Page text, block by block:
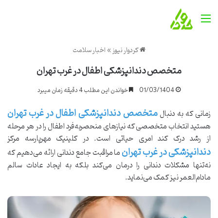
منو
کردوار نیوز»اخبار سلامت
متخصص دندانپزشکی اطفال در غرب تهران
01/03/1404 خواندن این مطلب 4 دقیقه زمان میبرد
زمانی که به دنبالمتخصص دندانپزشکی اطفال در غرب تهران
هستید انتخاب متخصصی که نیازهای منحصربه‌فرد اطفال را در هر مرحله
از رشد درک کند امری حیاتی است. در کلینیک مهرپارسه مرکز
دندانپزشکی در غرب تهرانما مراقبت جامع دندانی ارائه می‌دهیم که
نه‌تنها مشکلات دندانی را درمان می‌کند بلکه به ایجاد عادات سالم
مادام‌العمر نیز کمک می‌نماید.